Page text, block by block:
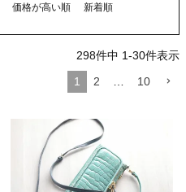
価格が高い順
新着順
298件中 1-30件表示
1
2 10